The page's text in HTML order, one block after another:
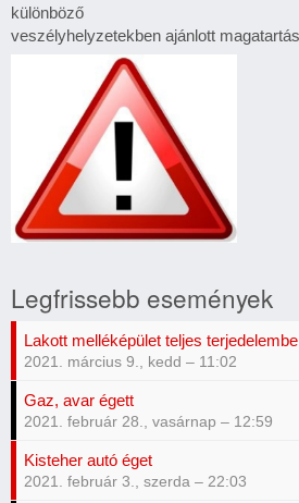
különböző
veszélyhelyzetekben ajánlott
TŰZ
ESETÉN?
(életet
menthet)
Legfrissebb események
Lakott melléképület teljes
2021. március 9., kedd – 11:02
Gaz, avar égett
2021. február 28., vasárnap – 12:59
Kisteher autó éget
2021. február 3., szerda – 22:03